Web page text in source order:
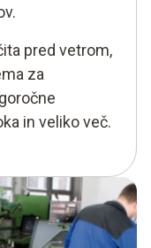
pred vetrom,
za
in veliko več.